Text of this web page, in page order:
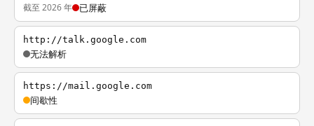
截至 2026 年 已屏蔽
http://talk.google.com
无法解析
https://mail.google.com
间歇性